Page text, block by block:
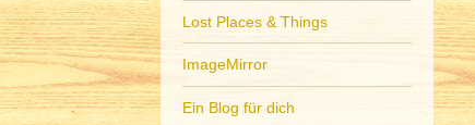
Lost Places & Things
ImageMirror
Ein Blog für dich